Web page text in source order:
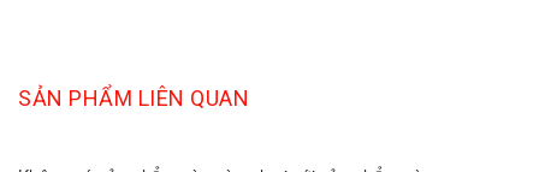
SẢN PHẨM LIÊN QUAN